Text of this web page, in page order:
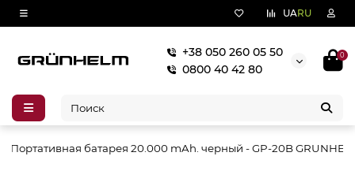
UARU
+38 050 260 05 50
0800 40 42 80
0
Портативная батарея 20.000 mAh. черный - GP-20B